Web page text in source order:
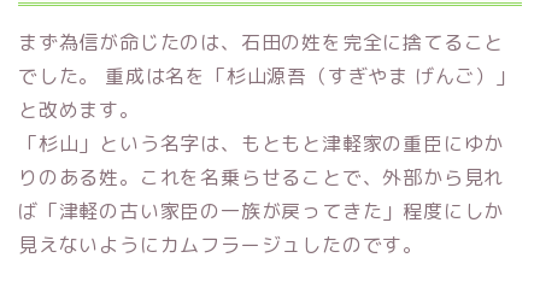
まず為信が命じたのは、石田の姓を完全に捨てること
でした。 重成は名を「杉山源吾（すぎやま げんご）」
と改めます。
「杉山」という名字は、もともと津軽家の重臣にゆか
りのある姓。これを名乗らせることで、外部から見れ
ば「津軽の古い家臣の一族が戻ってきた」程度にしか
見えないようにカムフラージュしたのです。